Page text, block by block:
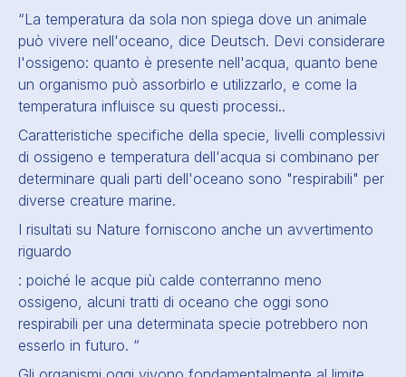
“La temperatura da sola non spiega dove un animale
può vivere nell'oceano, dice Deutsch. Devi considerare
l'ossigeno: quanto è presente nell'acqua, quanto bene
un organismo può assorbirlo e utilizzarlo, e come la
temperatura influisce su questi processi..
Caratteristiche specifiche della specie, livelli complessivi
di ossigeno e temperatura dell'acqua si combinano per
determinare quali parti dell'oceano sono "respirabili" per
diverse creature marine.
I risultati su Nature forniscono anche un avvertimento
riguardo
: poiché le acque più calde conterranno meno
ossigeno, alcuni tratti di oceano che oggi sono
respirabili per una determinata specie potrebbero non
esserlo in futuro. “